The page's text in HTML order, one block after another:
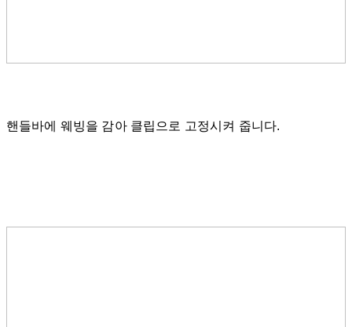
핸들바에 웨빙을 감아 클립으로 고정시켜 줍니다.